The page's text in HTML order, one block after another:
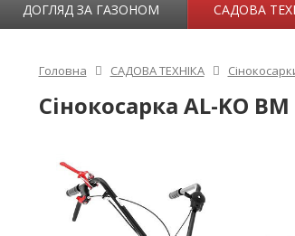
ДОГЛЯД ЗА ГАЗОНОМ САДОВА
Головна САДОВА ТЕХНІКА
Сінокосарка AL-KO